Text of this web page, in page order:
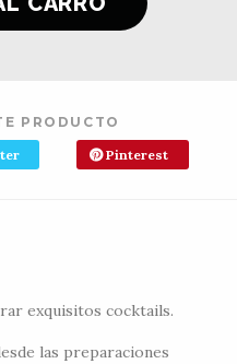
PRODUCTO
Pinterest
exquisitos cocktails.
las preparaciones